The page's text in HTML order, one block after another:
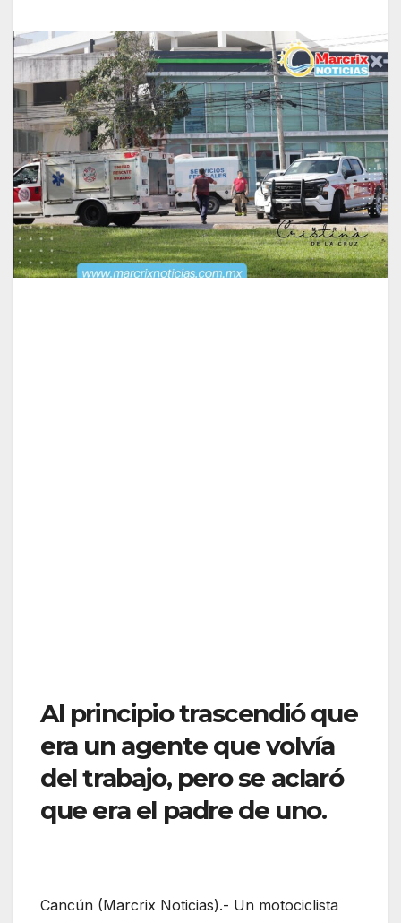
Al principio trascendió que
era un agente que volvía
del trabajo, pero se aclaró
que era el padre de uno.
Cancún (Marcrix Noticias).- Un motociclista